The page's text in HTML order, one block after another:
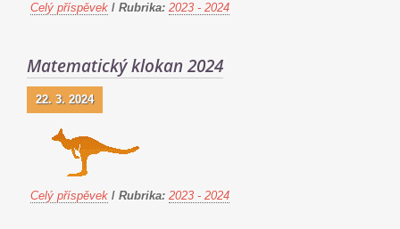
Celý příspěvek / Rubrika: 2023 - 2024
Matematický klokan 2024
22. 3. 2024
Celý příspěvek / Rubrika: 2023 - 2024